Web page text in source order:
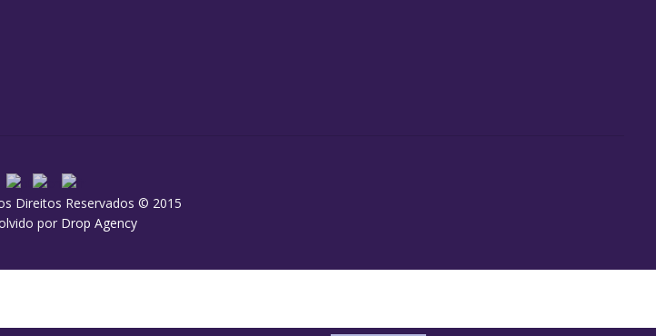
Direitos Reservados © 2015
por Drop Agency